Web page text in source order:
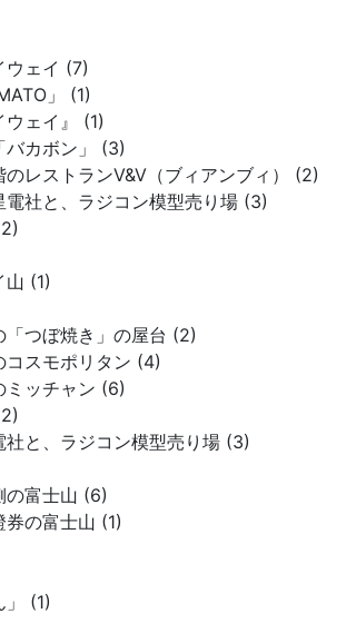
ウェイ (7)
」 (1)
ウェイ』 (1)
バカボン」 (3)
のレストランV&V（ブィアンブィ） (2)
電社と、ラジコン模型売り場 (3)
山 (1)
「つぼ焼き」の屋台 (2)
コスモポリタン (4)
ミッチャン (6)
社と、ラジコン模型売り場 (3)
の富士山 (6)
の富士山 (1)
」 (1)